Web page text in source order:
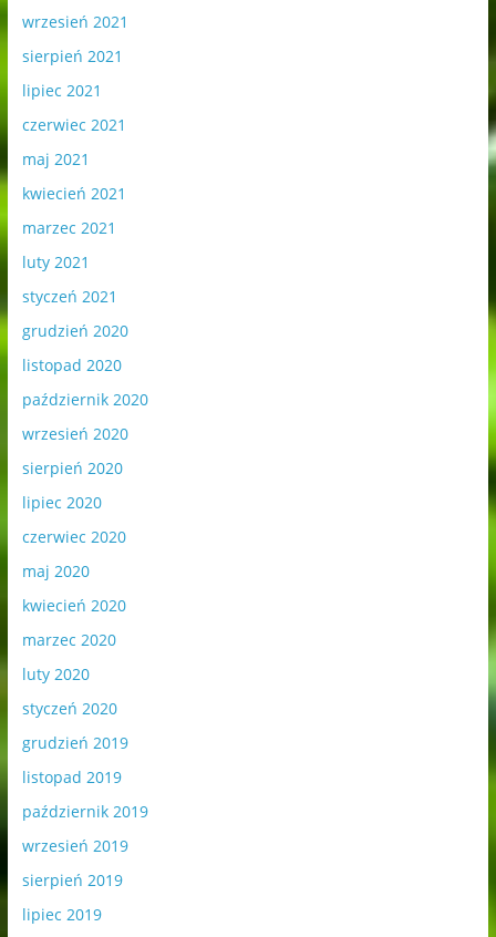
wrzesień 2021
sierpień 2021
lipiec 2021
czerwiec 2021
maj 2021
kwiecień 2021
marzec 2021
luty 2021
styczeń 2021
grudzień 2020
listopad 2020
październik 2020
wrzesień 2020
sierpień 2020
lipiec 2020
czerwiec 2020
maj 2020
kwiecień 2020
marzec 2020
luty 2020
styczeń 2020
grudzień 2019
listopad 2019
październik 2019
wrzesień 2019
sierpień 2019
lipiec 2019